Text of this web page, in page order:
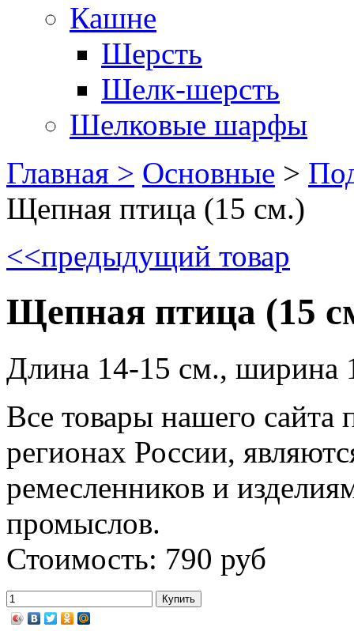
Кашне
Шерсть
Шелк-шерсть
Шелковые шарфы
Главная > Основные >
Щепная птица (15 см.)
<<предыдущий товар
Щепная птица (15
Длина 14-15 см., ширина
Все товары нашего сайта
регионах России,
ремесленников и
промыслов.
Стоимость: 790 руб